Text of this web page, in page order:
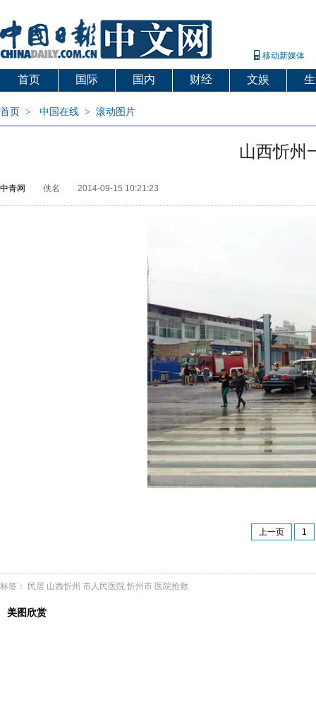
移动新媒体
首页 国际 国内 财经 文娱
首页 > 中国在线 > 滚动图片
山西忻州
中青网 佚名 2014-09-15 10:21:23
上一页 1
标签： 民居 山西忻州 市人民医院 忻州市 医院抢救
美图欣赏